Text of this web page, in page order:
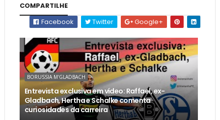
COMPARTILHE
Facebook
Twitter Google+
BORUSSIA M'GLADBACH
Entrevista exclusiva em vídeo: Raffael, ex-
Gladbach, Hertha e Schalke comenta
curiosidades da carreira